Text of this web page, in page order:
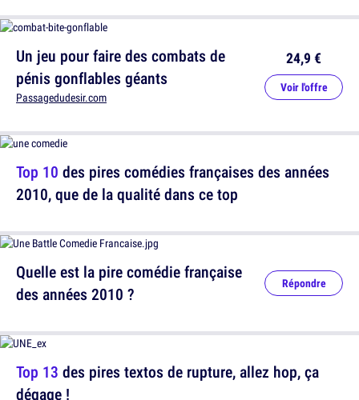
Top 10 des pires comédies françaises des années
2010, que de la qualité dans ce top
Top 13 des pires textos de rupture, allez hop, ça
dégage !
Un jeu pour faire des combats de
pénis gonflables géants
Passagedudesir.com
24,9 €
Voir l'offre
Quelle est la pire comédie française
des années 2010 ?
Répondre